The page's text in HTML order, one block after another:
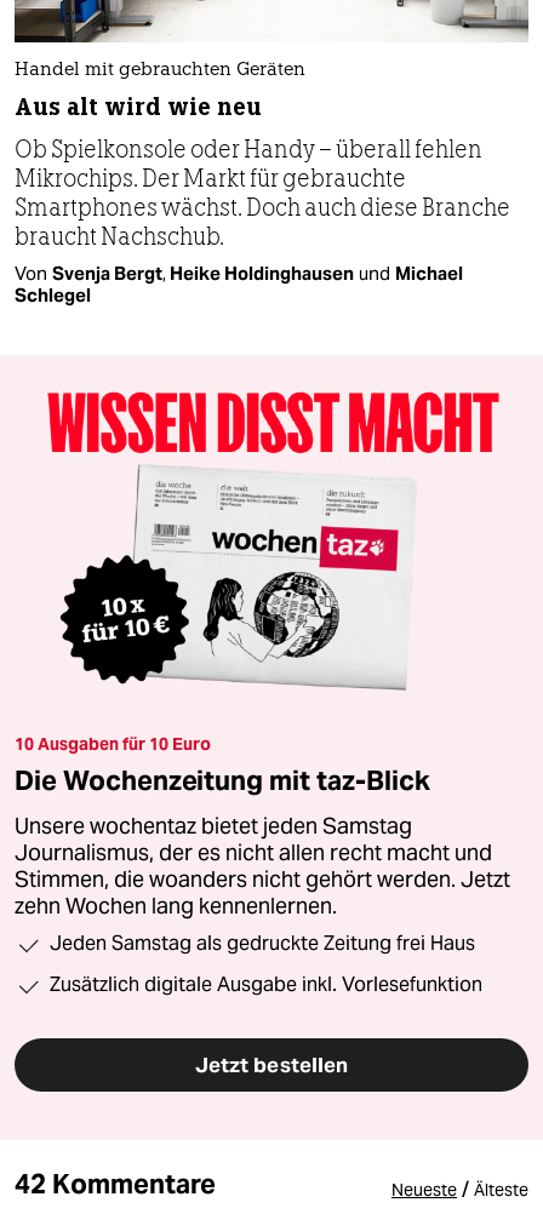
Handel mit gebrauchten Geräten
Aus alt wird wie neu
Ob Spielkonsole oder Handy – überall fehlen
Mikrochips. Der Markt für gebrauchte
Smartphones wächst. Doch auch diese Branche
braucht Nachschub.
Von Svenja Bergt, Heike Holdinghausen und Michael
Schlegel
10 Ausgaben für 10 Euro
Die Wochenzeitung mit taz-Blick
Unsere wochentaz bietet jeden Samstag
Journalismus, der es nicht allen recht macht und
Stimmen, die woanders nicht gehört werden. Jetzt
zehn Wochen lang kennenlernen.
Jeden Samstag als gedruckte Zeitung frei Haus
Zusätzlich digitale Ausgabe inkl. Vorlesefunktion
Jetzt bestellen
42 Kommentare Neueste / Älteste